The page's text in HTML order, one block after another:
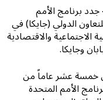
جدد برنامج الأمم
الدولي (جايكا) في
الاجتماعية والاقتصادية
وجايكا.
خمسة عشر عاماً من
الأمم المتحدة